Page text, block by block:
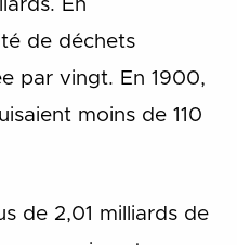
En
de déchets
par vingt. En 1900,
moins de 110
de 2,01 milliards de